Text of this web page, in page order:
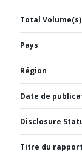
Total Volume(s)
Pays
Région
Date de
Disclosure
Titre du rapport